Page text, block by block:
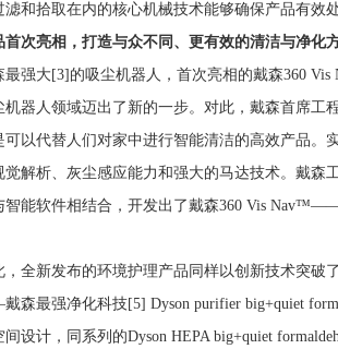
滤和拾取在内的核心机械技术能够确保产品有效
亮相，打造与众不同、更有效的清洁与净化
大[3]的吸尘机器人，首次亮相的戴森360 Vis
器人领域迈出了新的一步。对此，戴森首席工
可以代替人们对家中进行智能清洁的高效产品。
觉解析、灰尘感应能力和强大的马达技术。戴森
智能软件相结合，开发出了戴森360 Vis
新发布的环境护理产品同样以创新技术突破
森最强净化科技[5] Dyson purifier big+quiet
设计，同系列的Dyson HEPA big+quiet